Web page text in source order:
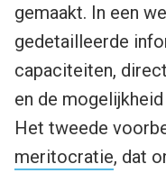
gemaakt. In een
gedetailleerde
capaciteiten,
en de
Het tweede
meritocratie, dat